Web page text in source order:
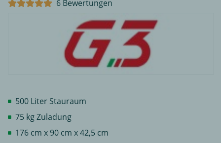
6 Bewertungen
500 Liter Stauraum
75 kg Zuladung
176 cm x 90 cm x 42,5 cm